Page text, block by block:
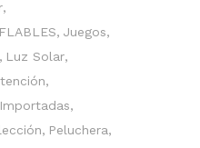
Juegos
Luz Solar
Peluchera